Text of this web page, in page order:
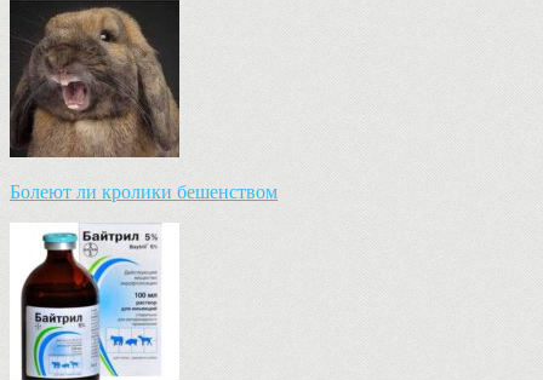
Болеют ли кролики бешенством